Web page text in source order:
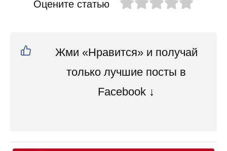
Оцените статью
Жми «Нравится» и получай
только лучшие посты в
Facebook ↓